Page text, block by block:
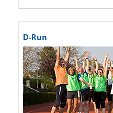
D-Run